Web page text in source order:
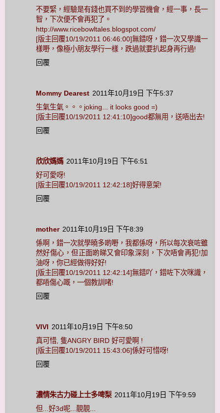
不要緊，經驗是有錢也買不到的學習機會，經一事，長一
智，下次便不會再犯了。
http://www.ricebowltales.blogspot.com/
[版主回覆10/19/2011 06:46:00]無錯呀，錯一次又學識一
樣嘢，像極小朋友學行一樣，跌過就要扒起身再行過!
回覆
Mommy Dearest 2011年10月19日 下午5:37
生氣生氣。。。joking... it looks good =)
[版主回覆10/19/2011 12:41:10]good都無用，送唔出去!
回覆
欣欣媽媽 2011年10月19日 下午6:51
好可愛呀!
[版主回覆10/19/2011 12:42:18]好得意架!
回覆
mother 2011年10月19日 下午8:39
係啊，錯一次就學曉多啲嘢，我都係呀，所以每次衰咗雖
然好傷心，但正面啲睇又會印象深刻，下次唔會再犯!加
油呀，你已經做得好好!
[版主回覆10/19/2011 12:42:14]無錯吖，錯咗下次咪識，
都唔傷心嘅，一個教訓啫!
回覆
VIVI 2011年10月19日 下午8:50
真可惜, 隻ANGRY BIRD 好可愛啊 !
[版主回覆10/19/2011 15:43:06]係好可惜呀!
回覆
濃情朱古力碰上士多啤梨 2011年10月19日 下午9:59
但...好3d呢...靚靚...